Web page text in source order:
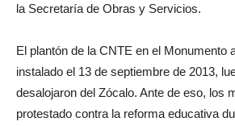
la Secretaría de Obras y Servicios.
El plantón de la CNTE en el Monumento
instalado el 13 de septiembre de 2013,
desalojaron del Zócalo. Ante de eso, los
protestado contra la reforma educativa